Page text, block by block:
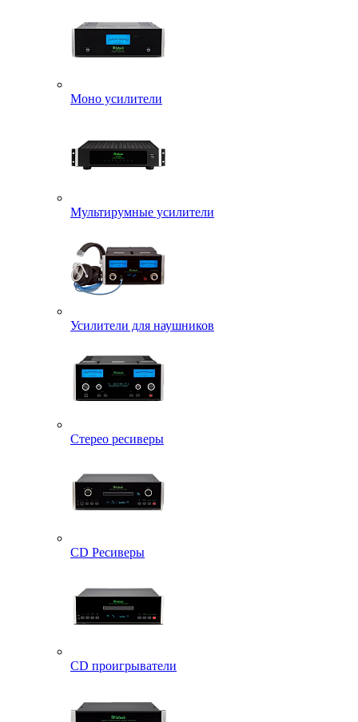
Моно усилители
Мультирумные усилители
Усилители для наушников
Стерео ресиверы
CD Ресиверы
CD проигрыватели